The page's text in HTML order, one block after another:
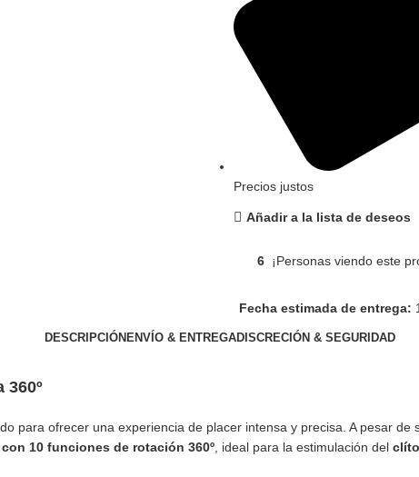
Precios justos
Añadir a la lista de deseos
6 ¡Personas viendo este
Fecha estimada de entrega:
DESCRIPCIÓN ENVÍO & ENTREGADISCRECIÓN & SEGURIDAD
360º
para ofrecer una experiencia de placer intensa y precisa. A pesar de
10 funciones de rotación 360º, ideal para la estimulación del